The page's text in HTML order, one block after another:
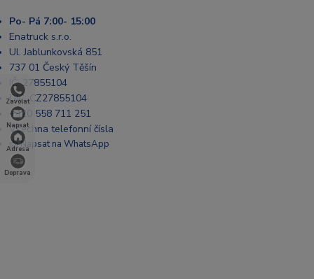
Zavolat
Napsat
Adresa
Doprava
Po- Pá 7:00- 15:00
Enatruck s.r.o.
Ul. Jablunkovská 851
737 01 Český Těšín
IČ: 27855104
DIČ: CZ27855104
+420 558 711 251
Všechna telefonní čísla
📩 Napsat na WhatsApp